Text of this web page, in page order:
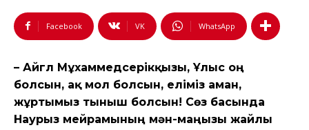
Facebook VK WhatsApp
– Айгүл Мұхаммедсерікқызы, Ұлыс оң
болсын, ақ мол болсын, еліміз аман,
жұртымыз тыныш болсын! Сөз басында
Наурыз мейрамының мән-маңызы жайлы